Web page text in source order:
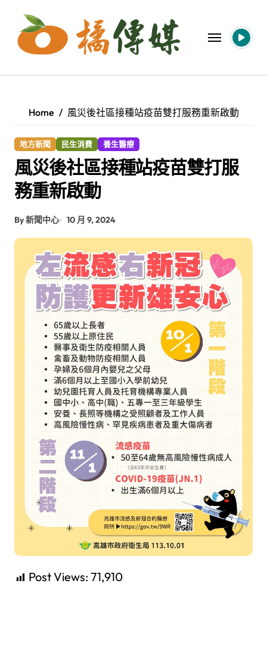
content
Home 風災後社區接種站疫苗雙打服務重新啟動
地方新聞 民生消費 養生醫療
風災後社區接種站疫苗雙打服
務重新啟動
By 新聞中心 10 月 9, 2024
Post Views: 71,910